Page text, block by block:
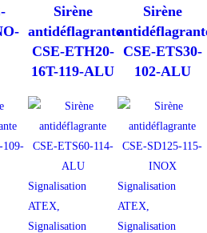
Sirène
antidéflagrante
CSE-ETH20-
16T-119-ALU
Sirène
CSE-ETS30-
102-ALU
Signalisation
ATEX,
Signalisation
Signalisation
ATEX,
Signalisation